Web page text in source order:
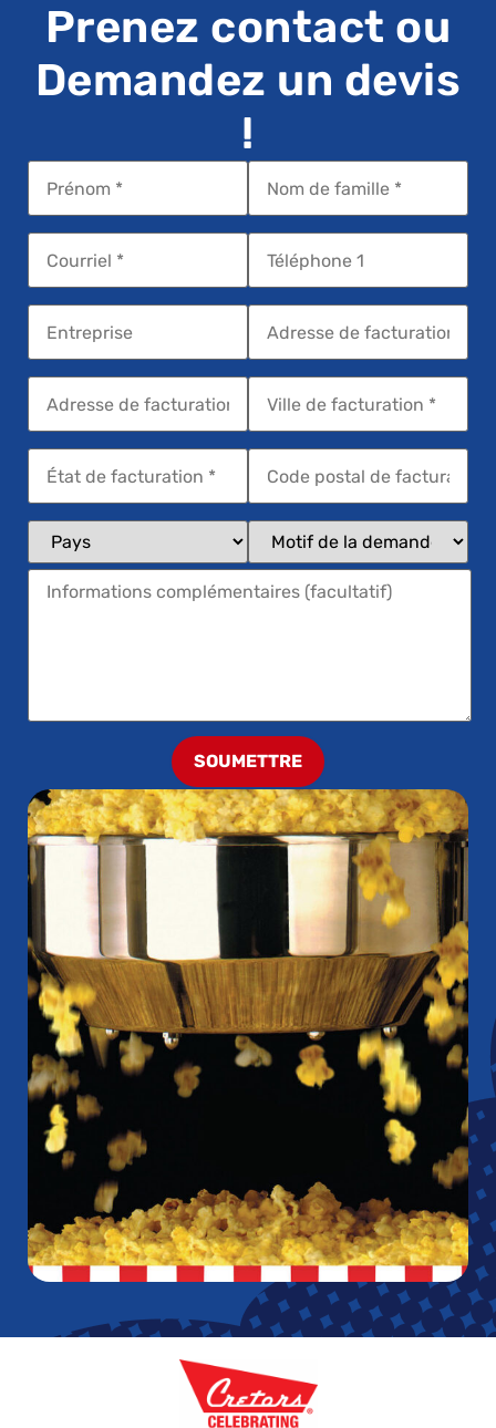
Prenez contact ou
Demandez un devis
!
SOUMETTRE